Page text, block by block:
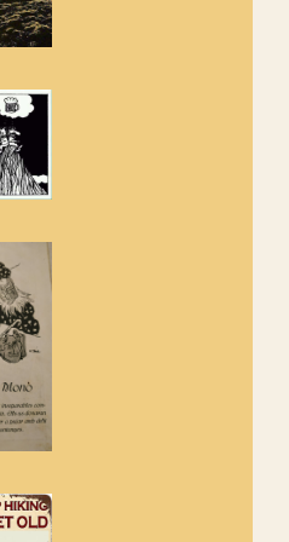
Aniol d'Aguja
estem implicats
Sant Aniol